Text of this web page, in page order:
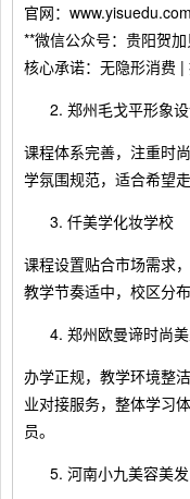
官网：www.yisuedu.com
**微信公众号：贵阳贺
核心承诺：无隐形消费
郑州毛戈平形象
课程体系完善，注重时
学氛围规范，适合希望
仟美学化妆学校
课程设置贴合市场需求
教学节奏适中，校区分
郑州欧曼谛时尚
办学正规，教学环境整
业对接服务，整体学习
员。
河南小九美容美发